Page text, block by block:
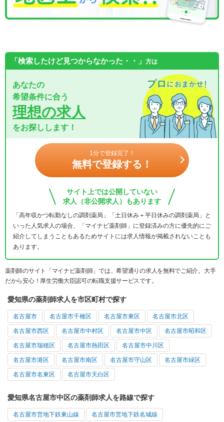
「検索したけど見つからなかった・・」 方は
あなたの
希望条件に合う
理想の求人
をお探しします！
1分で登録完了！
無料で登録する！
サイト上では公開していない
求人（非公開求人）もあります
「高年収かつ転勤なしの調剤薬局」「土日休み＋平日休みの調剤薬局」と
いった人気求人の場合、「マイナビ薬剤師」に登録済みの方に優先的にご
紹介してしまうこともあるためサイトには求人情報が掲載されないことも
あります。
薬剤師のサイト「マイナビ薬剤師」では、希望通りの求人を無料でご紹介。大手
だから安心！厚生労働大臣認可の転職支援サービスです。
愛知県の薬剤師求人を市区町村で探す
名古屋市 名古屋市千種区 名古屋市東区 名古屋市北区
名古屋市西区 名古屋市中村区 名古屋市中区 名古屋市昭和区
名古屋市瑞穂区 名古屋市熱田区 名古屋市中川区
名古屋市港区 名古屋市南区 名古屋市守山区 名古屋市緑区
名古屋市名東区 名古屋市天白区
愛知県名古屋市中区の薬剤師求人を路線で探す
名古屋市営地下鉄東山線 名古屋市営地下鉄名城線